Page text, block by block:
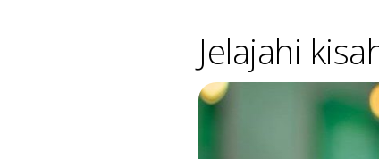
Jelajahi